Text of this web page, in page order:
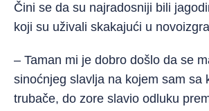
Čini se da su najradosniji bili
koji su uživali skakajući u
– Taman mi je dobro došlo da se
sinoćnjeg slavlja na kojem sam sa
trubače, do zore slavio odluku